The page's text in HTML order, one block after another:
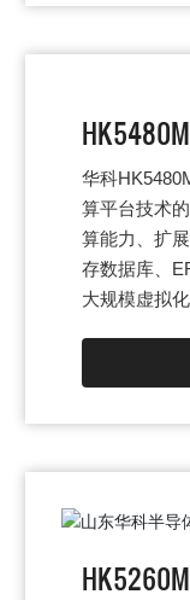
华科
算平台技术
算能力、扩
存数据库、
大规模虚拟